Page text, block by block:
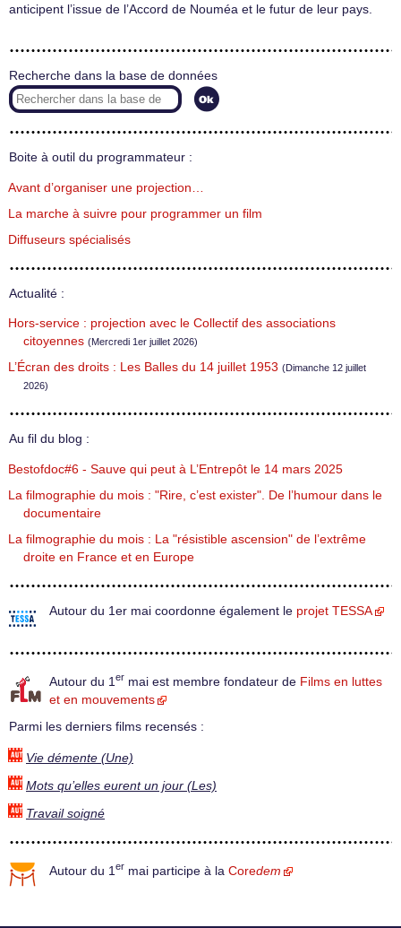
anticipent l’issue de l’Accord de Nouméa et le futur de leur pays.
Recherche dans la base de données
Boite à outil du programmateur :
Avant d’organiser une projection…
La marche à suivre pour programmer un film
Diffuseurs spécialisés
Actualité :
Hors-service : projection avec le Collectif des associations
citoyennes (Mercredi 1er juillet 2026)
L’Écran des droits : Les Balles du 14 juillet 1953 (Dimanche 12 juillet
2026)
Au fil du blog :
Bestofdoc#6 - Sauve qui peut à L’Entrepôt le 14 mars 2025
La filmographie du mois : "Rire, c’est exister". De l’humour dans le
documentaire
La filmographie du mois : La "résistible ascension" de l’extrême
droite en France et en Europe
Autour du 1er mai coordonne également le projet TESSA
Autour du 1 er mai est membre fondateur de Films en luttes
et en mouvements
Parmi les derniers films recensés :
Vie démente (Une)
Mots qu’elles eurent un jour (Les)
Travail soigné
Autour du 1 er mai participe à la Coredem